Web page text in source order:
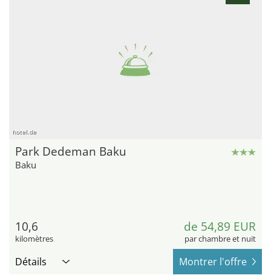
hotel.de
Park Dedeman Baku
Baku
10,6
kilomètres
de 54,89 EUR
par chambre et nuit
Détails Montrer l'offre